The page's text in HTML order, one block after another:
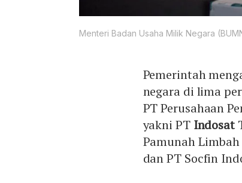
Menteri Badan Usaha Milik Negara
Pemerintah
negara di lima
PT Perusahaan
yakni PT Indosat
Pamunah
dan PT Socfin